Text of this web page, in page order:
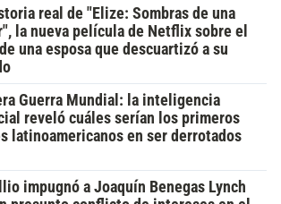
real de "Elize: Sombras de una
la nueva película de Netflix sobre el
una esposa que descuartizó a su
Guerra Mundial: la inteligencia
reveló cuáles serían los primeros
latinoamericanos en ser derrotados
impugnó a Joaquín Benegas Lynch